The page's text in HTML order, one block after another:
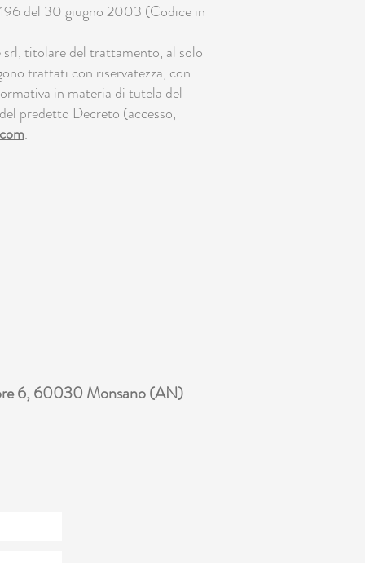
del 30 giugno 2003 (Codice in
titolare del trattamento, al solo
trattati con riservatezza, con
in materia di tutela del
predetto Decreto (accesso,
.
6, 60030 Monsano (AN)